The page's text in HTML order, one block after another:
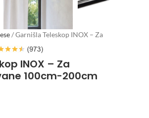
/Garnišla Teleskop INOX – Za
200cm
INOX – Za
100cm-200cm